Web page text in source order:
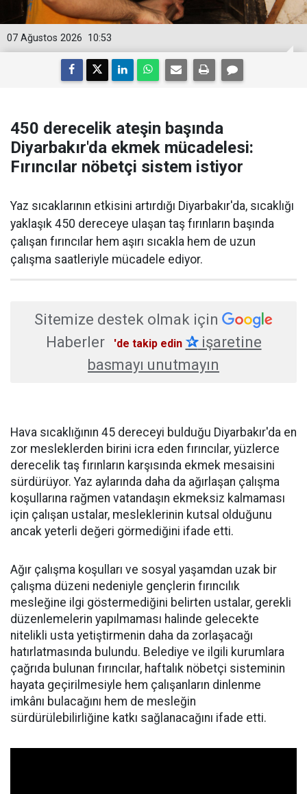
10:53
07 Ağustos 2026
450 derecelik ateşin başında
Diyarbakır'da ekmek mücadelesi:
Fırıncılar nöbetçi sistem istiyor
Yaz sıcaklarının etkisini artırdığı Diyarbakır'da, sıcaklığı
yaklaşık 450 dereceye ulaşan taş fırınların başında
çalışan fırıncılar hem aşırı sıcakla hem de uzun
çalışma saatleriyle mücadele ediyor.
Sitemize destek olmak için
Haberler
'de takip edin ✰işaretine
basmayı unutmayın
Hava sıcaklığının 45 dereceyi bulduğu Diyarbakır'da en
zor mesleklerden birini icra eden fırıncılar, yüzlerce
derecelik taş fırınların karşısında ekmek mesaisini
sürdürüyor. Yaz aylarında daha da ağırlaşan çalışma
koşullarına rağmen vatandaşın ekmeksiz kalmaması
için çalışan ustalar, mesleklerinin kutsal olduğunu
ancak yeterli değeri görmediğini ifade etti.
Ağır çalışma koşulları ve sosyal yaşamdan uzak bir
çalışma düzeni nedeniyle gençlerin fırıncılık
mesleğine ilgi göstermediğini belirten ustalar, gerekli
düzenlemelerin yapılmaması halinde gelecekte
nitelikli usta yetiştirmenin daha da zorlaşacağı
hatırlatmasında bulundu. Belediye ve ilgili kurumlara
çağrıda bulunan fırıncılar, haftalık nöbetçi sisteminin
hayata geçirilmesiyle hem çalışanların dinlenme
imkânı bulacağını hem de mesleğin
sürdürülebilirliğine katkı sağlanacağını ifade etti.